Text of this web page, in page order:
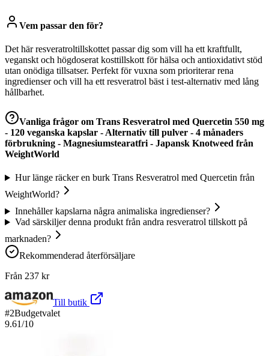
Vem passar den för?
Det här resveratroltillskottet passar dig som vill ha ett kraftfullt,
veganskt och högdoserat kosttillskott för hälsa och antioxidativt stöd
utan onödiga tillsatser. Perfekt för vuxna som prioriterar rena
ingredienser och vill ha ett resveratrol bäst i test-alternativ med lång
hållbarhet.
Vanliga frågor om Trans Resveratrol med Quercetin 550 mg
- 120 veganska kapslar - Alternativ till pulver - 4 månaders
förbrukning - Magnesiumstearatfri - Japansk Knotweed från
WeightWorld
Hur länge räcker en burk Trans Resveratrol med Quercetin från
WeightWorld?
Innehåller kapslarna några animaliska ingredienser?
Vad särskiljer denna produkt från andra resveratrol tillskott på
marknaden?
Rekommenderad återförsäljare
Från 237 kr
Till butik
#2Budgetvalet
9.61/10